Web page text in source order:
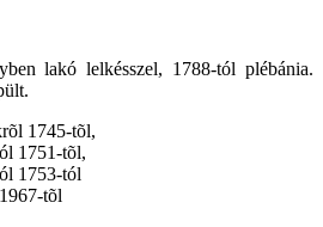
lakó lelkésszel, 1788-tól plébánia.
1745-tõl,
1751-tõl,
1753-tól
tõl